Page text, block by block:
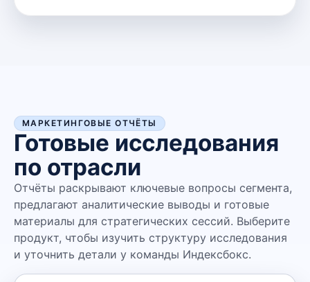
МАРКЕТИНГОВЫЕ ОТЧЁТЫ
Готовые исследования
по отрасли
Отчёты раскрывают ключевые вопросы сегмента,
предлагают аналитические выводы и готовые
материалы для стратегических сессий. Выберите
продукт, чтобы изучить структуру исследования
и уточнить детали у команды Индексбокс.